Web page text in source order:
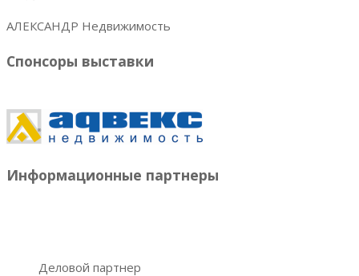
АЛЕКСАНДР Недвижимость
Спонсоры выставки
Информационные партнеры
Деловой партнер